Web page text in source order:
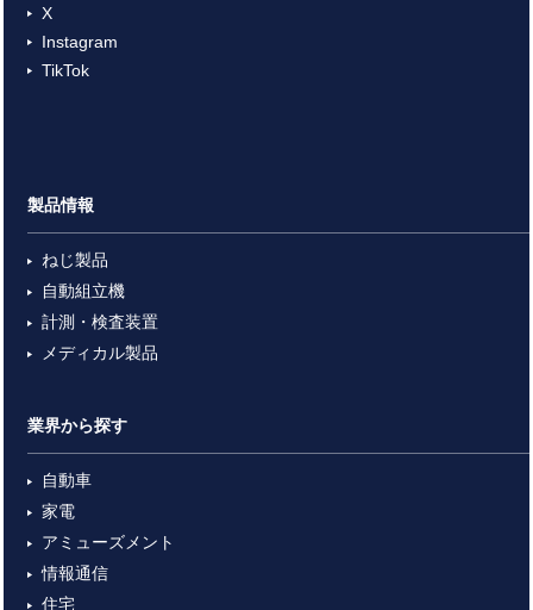
X
Instagram
TikTok
製品情報
ねじ製品
自動組立機
計測・検査装置
メディカル製品
業界から探す
自動車
家電
アミューズメント
情報通信
住宅